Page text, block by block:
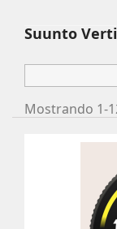
Suunto
Mostrando 1-